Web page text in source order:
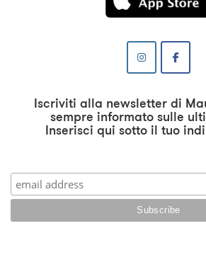
Iscriviti alla newsletter di
sempre informato sulle
Inserisci qui sotto il tuo